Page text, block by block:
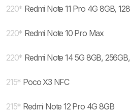
220* Redmi Note 11 Pro 4G 8GB,
220* Redmi Note 10 Pro Max
220* Redmi Note 14 5G 8GB,
215* Poco X3 NFC
215* Redmi Note 12 Pro 4G 8GB